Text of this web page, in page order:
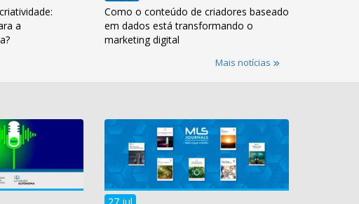
a
Como o conteúdo de criadores baseado
em dados está transformando o
marketing digital
Mais notícias